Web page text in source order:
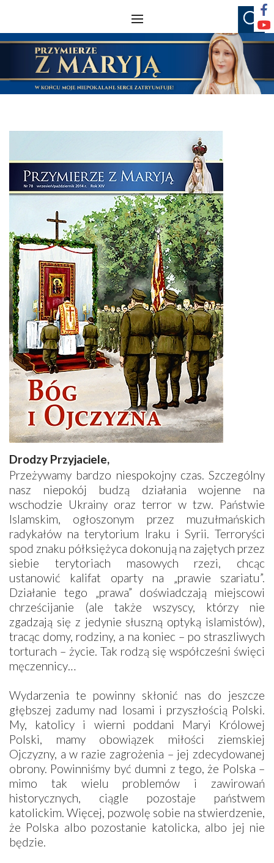
Drodzy Przyjaciele,
Przeżywamy bardzo niespokojny czas. Szczególny
nasz niepokój budzą działania wojenne na
wschodzie Ukrainy oraz terror w tzw. Państwie
Islamskim, ogłoszonym przez muzułmańskich
radykałów na terytorium Iraku i Syrii. Terroryści
spod znaku półksiężyca dokonują na zajętych przez
siebie terytoriach masowych rzezi, chcąc
ustanowić kalifat oparty na „prawie szariatu”.
Działanie tego „prawa” doświadczają miejscowi
chrześcijanie (ale także wszyscy, którzy nie
zgadzają się z jedynie słuszną optyką islamistów),
tracąc domy, rodziny, a na koniec – po straszliwych
torturach – życie. Tak rodzą się współcześni święci
męczennicy…
Wydarzenia te powinny skłonić nas do jeszcze
głębszej zadumy nad losami i przyszłością Polski.
My, katolicy i wierni poddani Maryi Królowej
Polski, mamy obowiązek miłości ziemskiej
Ojczyzny, a w razie zagrożenia – jej zdecydowanej
obrony. Powinniśmy być dumni z tego, że Polska –
mimo tak wielu problemów i zawirowań
historycznych, ciągle pozostaje państwem
katolickim. Więcej, pozwolę sobie na stwierdzenie,
że Polska albo pozostanie katolicka, albo jej nie
będzie.